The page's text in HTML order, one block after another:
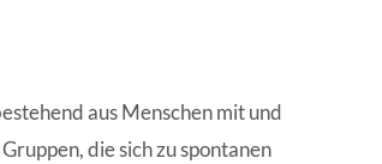
aus Menschen mit und
die sich zu spontanen